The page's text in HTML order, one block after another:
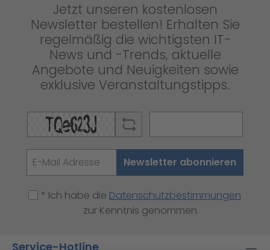
Jetzt unseren kostenlosen
Newsletter bestellen! Erhalten Sie
regelmäßig die wichtigsten IT-
News und -Trends, aktuelle
Angebote und Neuigkeiten sowie
exklusive Veranstaltungstipps.
Newsletter abonnieren
* Ich habe die Datenschutzbestimmungen
zur Kenntnis genommen.
Service-Hotline